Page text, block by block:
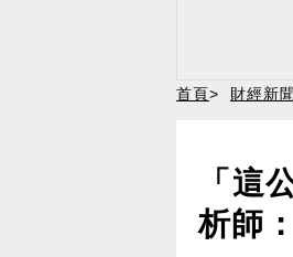
首頁> 財經新聞
「這
析師